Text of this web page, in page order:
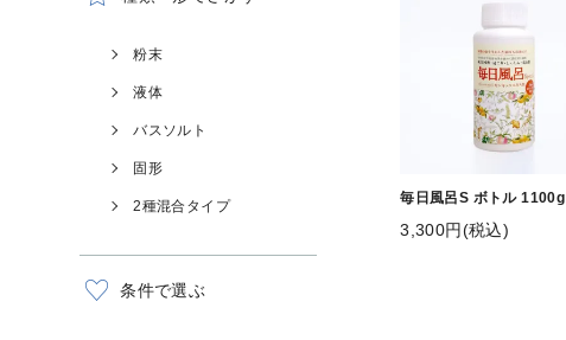
毎日風呂S ボトル 1100g
3,300円(税込)
粉末
液体
バスソルト
固形
2種混合タイプ
条件で選ぶ